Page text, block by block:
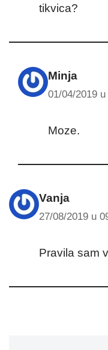
tikvica?
Minja
01/04/2019
Moze.
Vanja
27/08/2019 u
Pravila sam